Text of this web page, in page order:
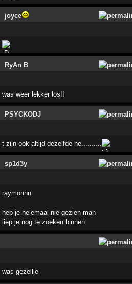
joyce
RyAn B
was weer lekker los!!
PSYCKODJ
t zijn ook altijd dezelfde he..........
sp1d3y
raymonnn
heb je helemaal nie gezien man
liep je nog te zoeken binnen
was gezellie